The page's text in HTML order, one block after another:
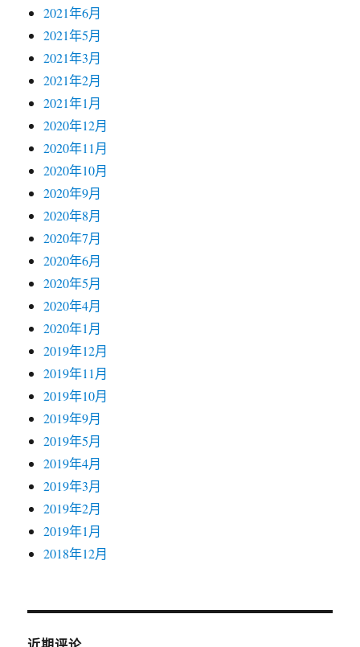
2021年6月
2021年5月
2021年3月
2021年2月
2021年1月
2020年12月
2020年11月
2020年10月
2020年9月
2020年8月
2020年7月
2020年6月
2020年5月
2020年4月
2020年1月
2019年12月
2019年11月
2019年10月
2019年9月
2019年5月
2019年4月
2019年3月
2019年2月
2019年1月
2018年12月